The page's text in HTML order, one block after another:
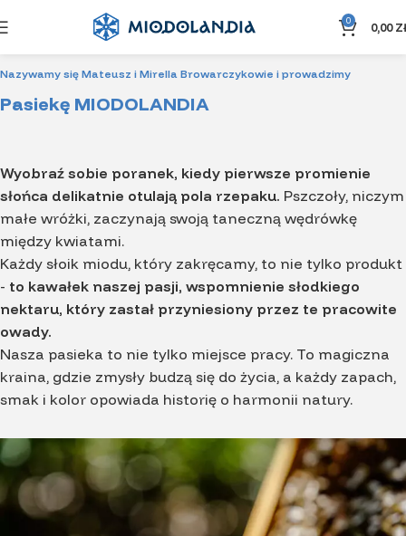
0 0,00
Nazywamy się Mateusz i Mirella Browarczykowie i prowadzimy
Pasiekę MIODOLANDIA
Wyobraź sobie poranek, kiedy pierwsze promienie
słońca delikatnie otulają pola rzepaku. Pszczoły, niczym
małe wróżki, zaczynają swoją taneczną wędrówkę
między kwiatami.
Każdy słoik miodu, który zakręcamy, to nie tylko produkt
- to kawałek naszej pasji, wspomnienie słodkiego
nektaru, który zastał przyniesiony przez te pracowite
owady.
Nasza pasieka to nie tylko miejsce pracy. To magiczna
kraina, gdzie zmysły budzą się do życia, a każdy zapach,
smak i kolor opowiada historię o harmonii natury.